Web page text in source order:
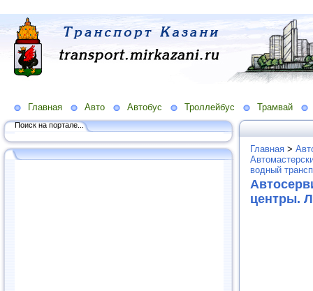
Главная Авто Автобус Троллейбус Трамвай
Поиск на портале...
Главная >
водный
центры.